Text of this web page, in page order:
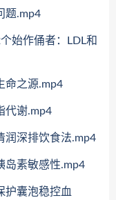
题.mp4
始作俑者：LDL和
命之源.mp4
代谢.mp4
润深排饮食法.mp4
岛素敏感性.mp4
护囊泡稳控血